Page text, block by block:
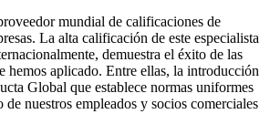
mundial de calificaciones de
La alta calificación de este especialista
demuestra el éxito de las
hemos aplicado. Entre ellas, la introducción
Global que establece normas uniformes
nuestros empleados y socios comerciales